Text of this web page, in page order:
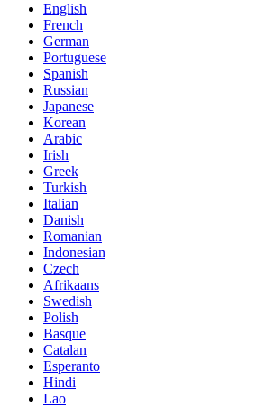
English
French
German
Portuguese
Spanish
Russian
Japanese
Korean
Arabic
Irish
Greek
Turkish
Italian
Danish
Romanian
Indonesian
Czech
Afrikaans
Swedish
Polish
Basque
Catalan
Esperanto
Hindi
Lao